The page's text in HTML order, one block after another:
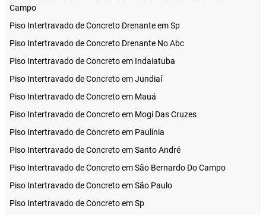
Campo
Piso Intertravado de Concreto Drenante em Sp
Piso Intertravado de Concreto Drenante No Abc
Piso Intertravado de Concreto em Indaiatuba
Piso Intertravado de Concreto em Jundiaí
Piso Intertravado de Concreto em Mauá
Piso Intertravado de Concreto em Mogi Das Cruzes
Piso Intertravado de Concreto em Paulínia
Piso Intertravado de Concreto em Santo André
Piso Intertravado de Concreto em São Bernardo Do Campo
Piso Intertravado de Concreto em São Paulo
Piso Intertravado de Concreto em Sp